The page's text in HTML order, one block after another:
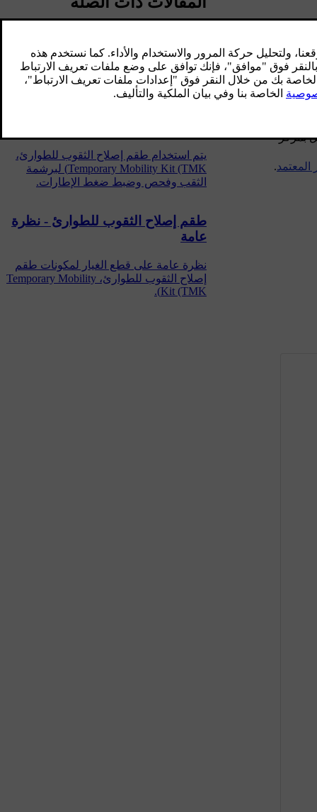
بمركز
.
إصلاح ثقب العجلة الطارئ - التشغيل
لحام إطار باستخدام طقم لحام الإطارات
للطوارئ، Temporary Mobility Kit (TMK).
يتم استخدام طقم إصلاح الثقوب للطوارئ،
Temporary Mobility Kit (TMK) لبرشمة
الثقب وفحص وضبط ضغط الإطارات.
طقم إصلاح الثقوب للطوارئ - نظرة
عامة
نظرة عامة على قطع الغيار لمكونات طقم
إصلاح الثقوب للطوارئ، Temporary Mobility
Kit (TMK).